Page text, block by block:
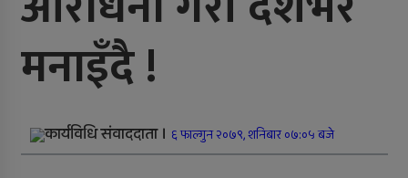
जिल्ला अस्पतालमा जटिल शल्यक्रिया
सफल
प्रदेशमै पहिलो प्रविधिमैत्री बन्दै विरेन्द्रनगर
मनाइँदै !
कार्यविधि संवाददाता । ६ फाल्गुन २०७९, शनिबार ०७:०५ बजे